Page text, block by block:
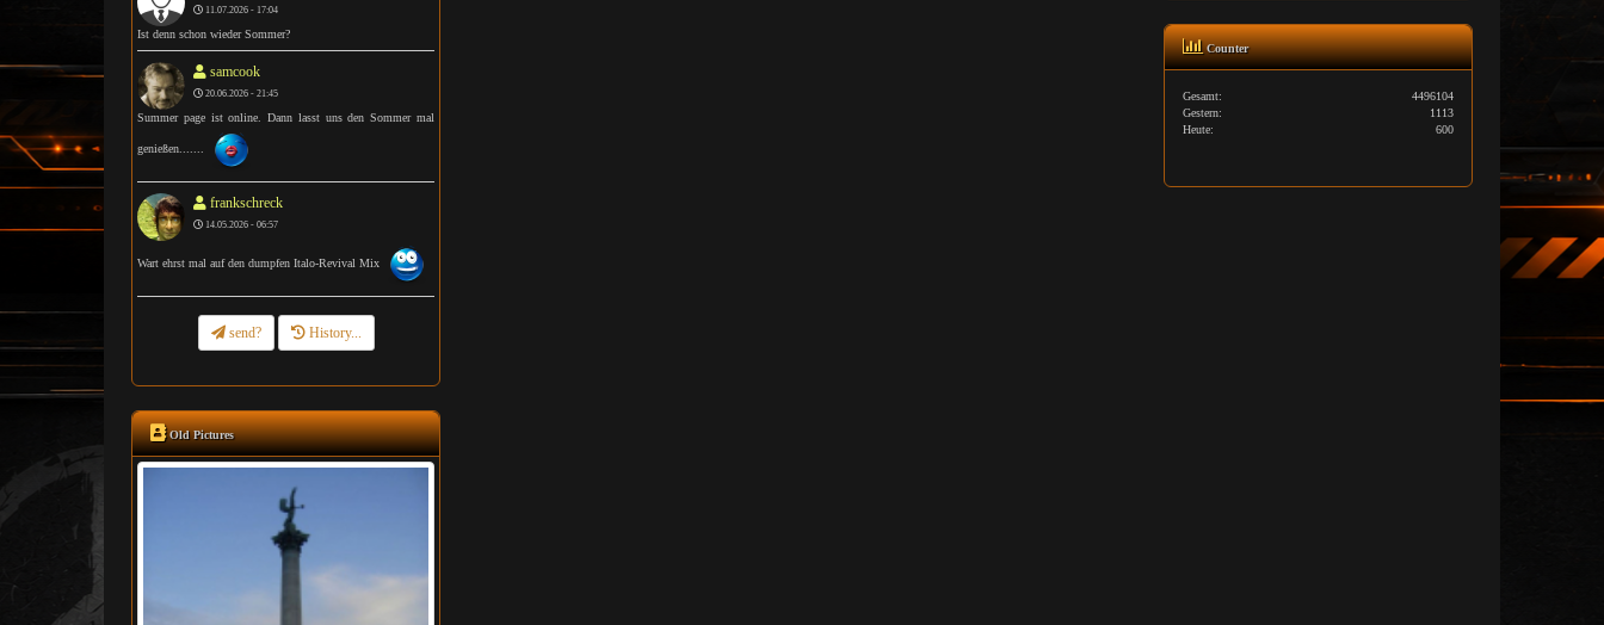
11.07.2026 - 17:04
Ist denn schon wieder Sommer?
samcook
20.06.2026 - 21:45
Summer page ist online. Dann lasst uns den Sommer mal
genießen.......
frankschreck
14.05.2026 - 06:57
Wart ehrst mal auf den dumpfen Italo-Revival Mix
send? History...
Old Pictures
Counter
Gesamt:
4496104
Gestern:
1113
Heute:
600